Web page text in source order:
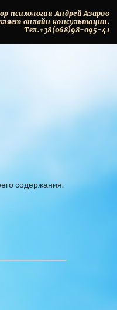
психологии Андрей Азаров
онлайн консультации.
Тел.+38(068)98-095-41
содержания.